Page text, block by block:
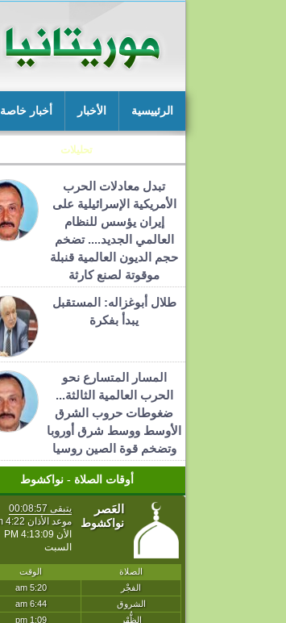
الرئييسية الأخبار أخبار خاصة
تحليلات
تبدل معادلات الحرب
الأمريكية الإسرائيلية على
إيران يؤسس للنظام
العالمي الجديد.... تضخم
حجم الديون العالمية قنبلة
موقوتة لصنع كارثة
طلال أبوغزاله: المستقبل
يبدأ بفكرة
المسار المتسارع نحو
الحرب العالمية الثالثة...
ضغوطات حروب الشرق
الأوسط ووسط شرق أوروبا
وتضخم قوة الصين روسيا
أوقات الصلاة - نواكشوط